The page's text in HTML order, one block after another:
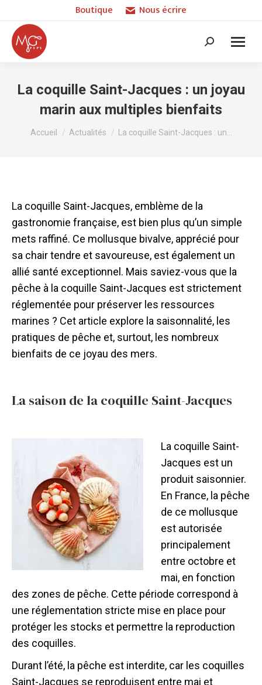
Boutique Nous écrire
Recherche
La coquille Saint-Jacques : un joyau
marin aux multiples bienfaits
Vous êtes ici :
Accueil Actualités La coquille Saint-Jacques : un…
La coquille Saint-Jacques, emblème de la
gastronomie française, est bien plus qu’un simple
mets raffiné. Ce mollusque bivalve, apprécié pour
sa chair tendre et savoureuse, est également un
allié santé exceptionnel. Mais saviez-vous que la
pêche à la coquille Saint-Jacques est strictement
réglementée pour préserver les ressources
marines ? Cet article explore la saisonnalité, les
pratiques de pêche et, surtout, les nombreux
bienfaits de ce joyau des mers.
La saison de la coquille Saint-Jacques
La coquille Saint-
Jacques est un
produit saisonnier.
En France, la pêche
de ce mollusque
est autorisée
principalement
entre octobre et
mai, en fonction
des zones de pêche. Cette période correspond à
une réglementation stricte mise en place pour
protéger les stocks et permettre la reproduction
des coquilles.
Durant l’été, la pêche est interdite, car les coquilles
Saint-Jacques se reproduisent entre mai et